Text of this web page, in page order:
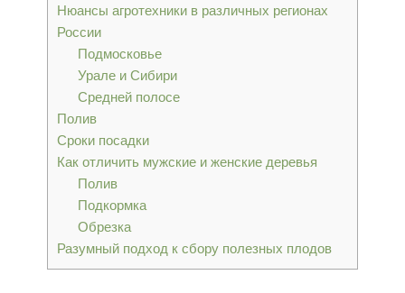
Нюансы агротехники в различных регионах
России
Подмосковье
Урале и Сибири
Средней полосе
Полив
Сроки посадки
Как отличить мужские и женские деревья
Полив
Подкормка
Обрезка
Разумный подход к сбору полезных плодов